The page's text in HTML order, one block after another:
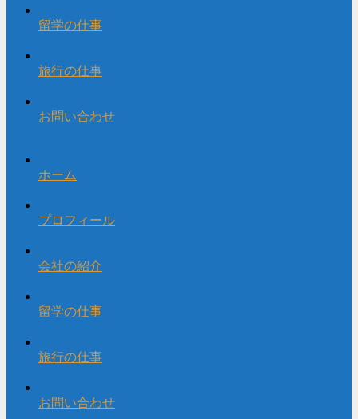
留学の仕事
旅行の仕事
お問い合わせ
ホーム
プロフィール
会社の紹介
留学の仕事
旅行の仕事
お問い合わせ